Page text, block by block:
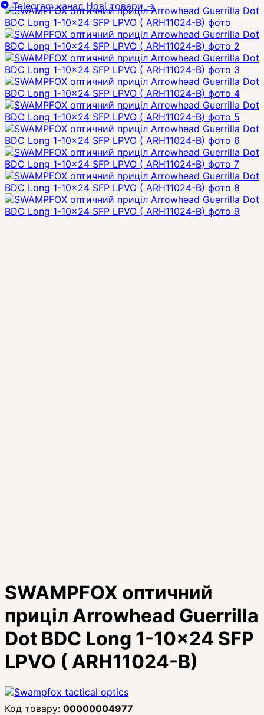
SWAMPFOX оптичний
приціл Arrowhead Guerrilla
Dot BDC Long 1-10x24 SFP
LPVO ( ARH11024-B)
00000004977
Telegram канал Нові товари→